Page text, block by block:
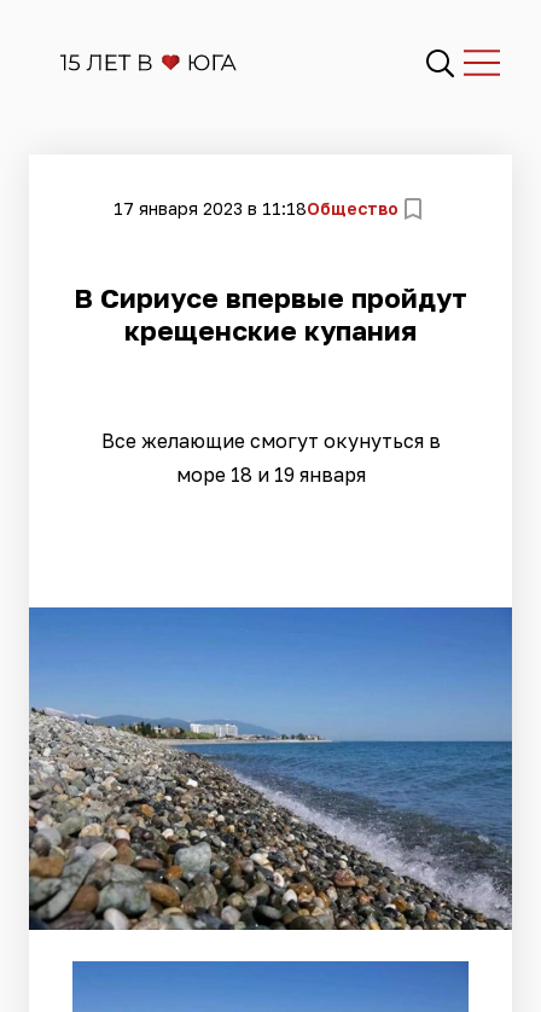
17 января 2023 в 11:18Общество
В Сириусе впервые пройдут
крещенские купания
Все желающие смогут окунуться в
море 18 и 19 января